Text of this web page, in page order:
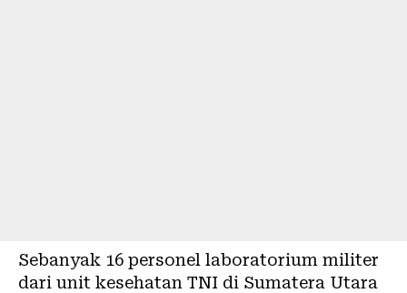
Sebanyak 16 personel laboratorium militer
dari unit kesehatan TNI di Sumatera Utara